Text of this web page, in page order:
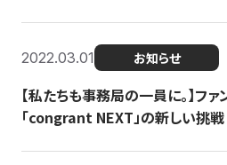
2022.03.01 お知らせ
【私たちも事務局の一員に。】フ
「congrant NEXT」の新しい挑戦